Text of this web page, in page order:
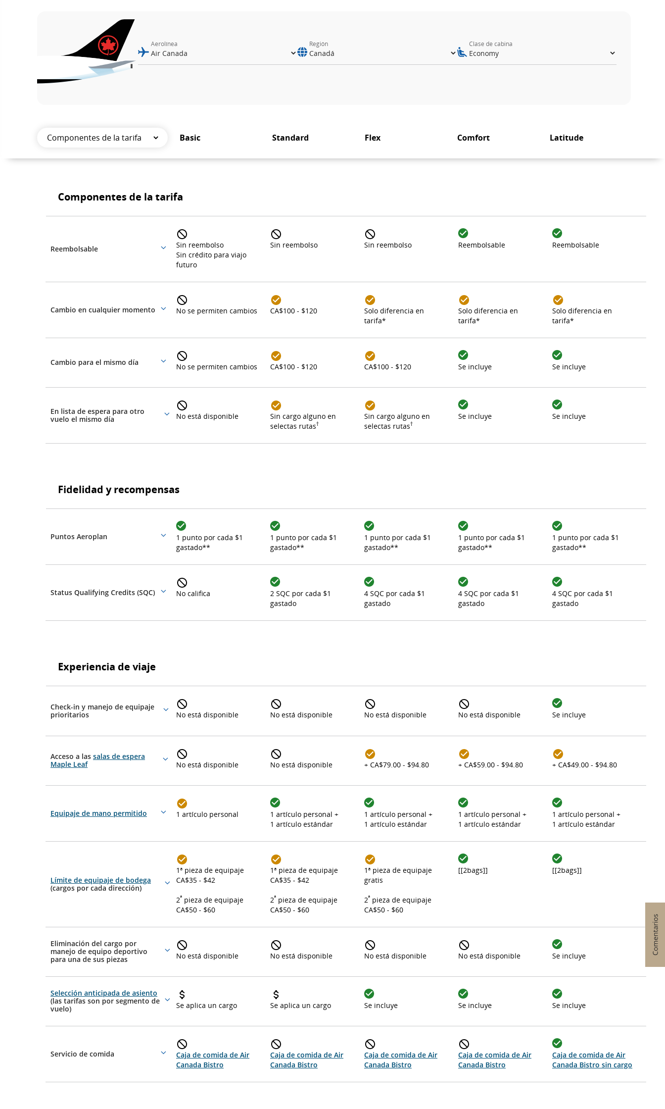
de
y
Aerolínea Región Clase de cabina
Basic Standard Flex Comfort Latitude
Componentes
tarifa
Componentes
tarifa
Componentes de la tarifa
Reembolsable
More
details
Sin reembolso
Sin crédito para viajo
futuro
Sin reembolso Sin reembolso Reembolsable Reembolsable
Cambio en cualquier momento
MoreNo se permiten cambios CA$100 - $120
Solo diferencia en
tarifa*
Solo diferencia en
tarifa*
Solo diferencia en
tarifa*
Cambio para el mismo día
MoreNo se permiten cambios CA$100 - $120 CA$100 - $120 Se incluye Se incluye
En lista de espera para otro
vuelo el mismo día
MoreNo está disponible
Sin cargo alguno en
selectas rutas†
Sin cargo alguno en
selectas rutas†
Se incluye Se incluye
recompensas
Fidelidad
recompensas
Fidelidad y recompensas
Puntos Aeroplan
More
details
1 punto por cada $1
gastado**
1 punto por cada $1
gastado**
1 punto por cada $1
gastado**
1 punto por cada $1
gastado**
1 punto por cada $1
gastado**
Status Qualifying Credits (SQC)
MoreNo califica
2 SQC por cada $1
gastado
4 SQC por cada $1
gastado
4 SQC por cada $1
gastado
4 SQC por cada $1
gastado
viaje
Experiencia
viaje
Experiencia de viaje
Check-in y manejo de equipaje
prioritarios
MoreNo está disponible No está disponible No está disponible No está disponible Se incluye
Acceso a las salas de espera
Maple Leaf
MoreNo está disponible No está disponible + CA$79.00 - $94.80 + CA$59.00 - $94.80 + CA$49.00 - $94.80
Equipaje de mano permitido
More1 artículo personal
1 artículo personal +
1 artículo estándar
1 artículo personal +
1 artículo estándar
1 artículo personal +
1 artículo estándar
1 artículo personal +
1 artículo estándar
Límite de equipaje de bodega
(cargos por cada dirección)
More
details
1ª pieza de equipaje
CA$35 - $42
2ª pieza de equipaje
CA$50 - $60
1ª pieza de equipaje
CA$35 - $42
2ª pieza de equipaje
CA$50 - $60
1ª pieza de equipaje
gratis
2ª pieza de equipaje
CA$50 - $60
[[2bags]] [[2bags]]
Eliminación del cargo por
manejo de equipo deportivo
para una de sus piezas
MoreNo está disponible No está disponible No está disponible No está disponible Se incluye
Selección anticipada de asiento
(las tarifas son por segmento de
vuelo)
MoreSe aplica un cargo Se aplica un cargo Se incluye Se incluye Se incluye
Servicio de comida
More
details
Caja de comida de Air
Canada Bistro
Caja de comida de Air
Canada Bistro
Caja de comida de Air
Canada Bistro
Caja de comida de Air
Canada Bistro
Caja de comida de Air
Canada Bistro sin cargo